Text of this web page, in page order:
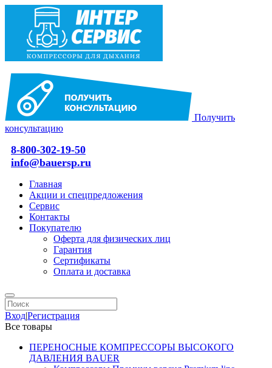
Получить
консультацию
8-800-302-19-50
info@bauersp.ru
Главная
Акции и спецпредложения
Сервис
Контакты
Покупателю
Оферта для физических лиц
Гарантия
Сертификаты
Оплата и доставка
Вход|Регистрация
Все товары
ПЕРЕНОСНЫЕ КОМПРЕССОРЫ ВЫСОКОГО
ДАВЛЕНИЯ BAUER